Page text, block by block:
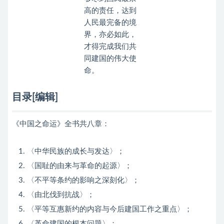
高的责任，达到
人民最完备的境
界，亦必如此，
才得完成我们共
同建国的伟大使
命。
目录[编辑]
《中国之命运》全书共八章：
〈中华民族的成长与发达〉；
〈国耻的由来与革命的起源〉；
〈不平等条约的影响之深刻化〉；
〈由北伐到抗战〉；
〈平等互惠新约的内容与今后建国工作之重点〉；